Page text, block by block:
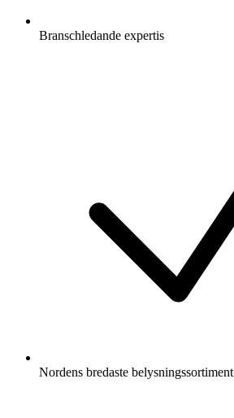
Branschledande expertis
Nordens bredaste belysningssortiment